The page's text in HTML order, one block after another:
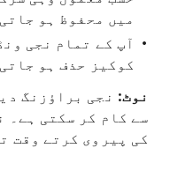
میں محفوظ ہو
آپ کے تمام نجی
کوکیز حذف ہو
نوٹ: نجی براؤزنگ
سے کام کر سکتی ہے۔
کی پیروی کرتے وقت